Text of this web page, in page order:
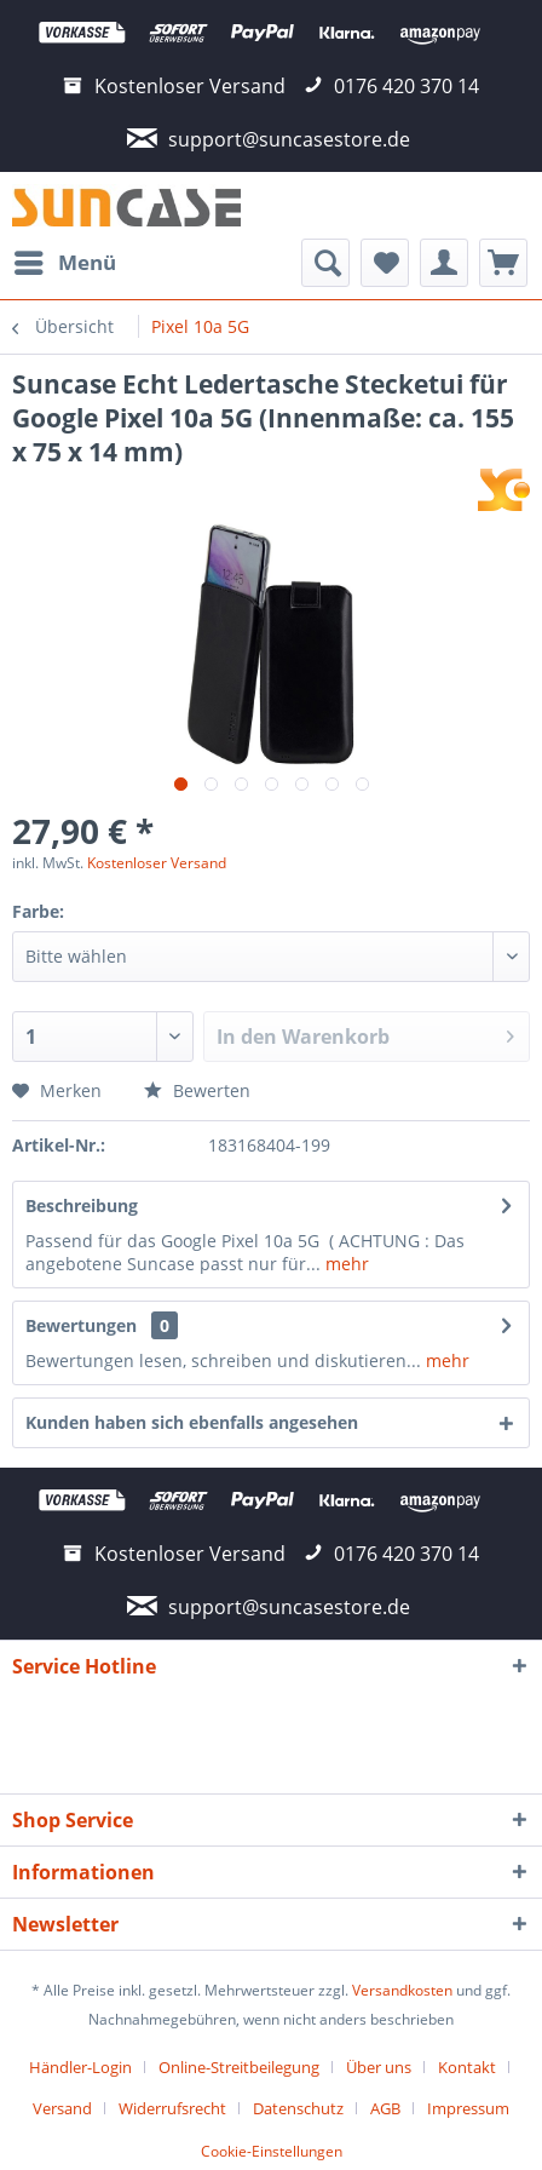
Kostenloser Versand
0176 420 370 14
support@suncasestore.de
Menü
Übersicht Pixel 10a 5G
Suncase Echt Ledertasche Stecketui für
Google Pixel 10a 5G (Innenmaße: ca. 155
x 75 x 14 mm)
27,90 € *
inkl. MwSt. Kostenloser Versand
Farbe:
In den Warenkorb
Merken Bewerten
Artikel-Nr.: 183168404-199
Beschreibung
Passend für das Google Pixel 10a 5G ( ACHTUNG : Das
angebotene Suncase passt nur für... mehr
Bewertungen
0
Bewertungen lesen, schreiben und diskutieren... mehr
Kunden haben sich ebenfalls angesehen
Kostenloser Versand
0176 420 370 14
support@suncasestore.de
Service Hotline
Shop Service
Informationen
Newsletter
* Alle Preise inkl. gesetzl. Mehrwertsteuer zzgl.Versandkosten und ggf.
Nachnahmegebühren, wenn nicht anders beschrieben
Händler-Login Online-Streitbeilegung Über uns
Kontakt
Versand
Widerrufsrecht Datenschutz AGB Impressum
Cookie-Einstellungen